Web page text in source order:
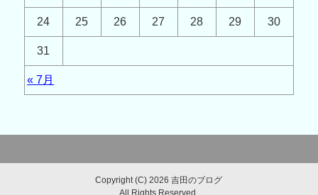
« 7月
24 25 26 27 28 29 30
31
Copyright (C) 2026 吉田のブログ
All Rights Reserved.